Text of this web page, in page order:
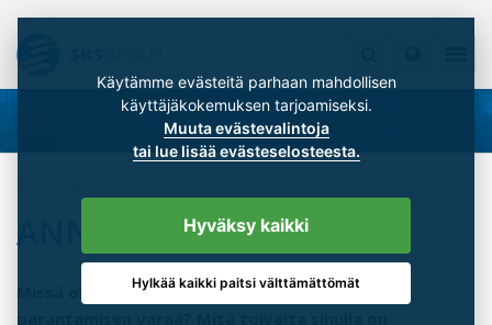
ANNA PALAUTETTA
Missä olemme onnistuneet? Missä löytyisi vielä
Käytämme evästeitä parhaan mahdollisen
Muuta evästevalintoja
tai lue lisää evästeselosteesta.
Hyväksy kaikki
Hylkää kaikki paitsi välttämättömät